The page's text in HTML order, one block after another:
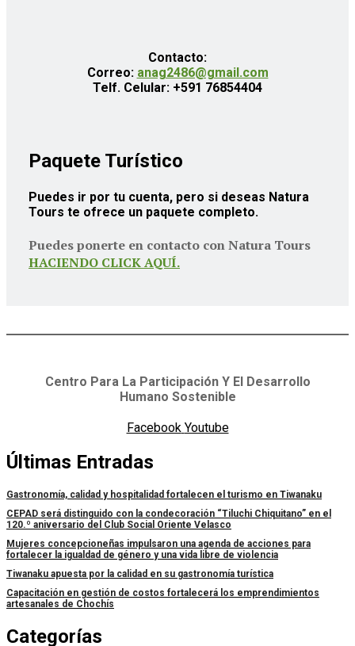
Contacto:
Correo: anag2486@gmail.com
Telf. Celular: +591 76854404
Paquete Turístico
Puedes ir por tu cuenta, pero si deseas Natura
Tours te ofrece un paquete completo.
Puedes ponerte en contacto con Natura Tours
HACIENDO CLICK AQUÍ.
Centro Para La Participación Y El Desarrollo
Humano Sostenible
Facebook Youtube
Últimas Entradas
Gastronomía, calidad y hospitalidad fortalecen el turismo en Tiwanaku
CEPAD será distinguido con la condecoración “Tiluchi Chiquitano” en el
120.º aniversario del Club Social Oriente Velasco
Mujeres concepcioneñas impulsaron una agenda de acciones para
fortalecer la igualdad de género y una vida libre de violencia
Tiwanaku apuesta por la calidad en su gastronomía turística
Capacitación en gestión de costos fortalecerá los emprendimientos
artesanales de Chochís
Categorías